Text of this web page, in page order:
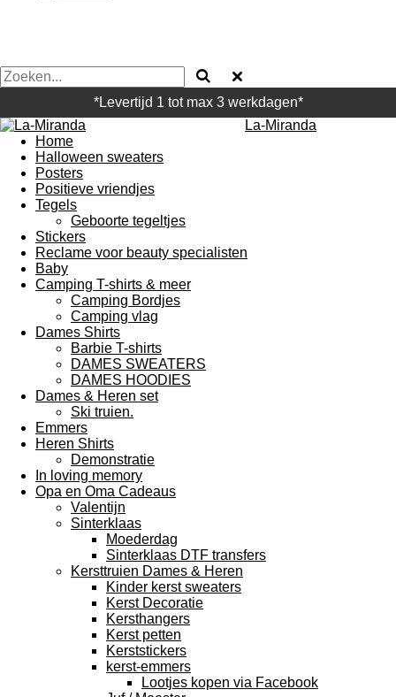
*Levertijd 1 tot max 3 werkdagen*
La-Miranda
Home
Halloween sweaters
Posters
Positieve vriendjes
Tegels
Geboorte tegeltjes
Stickers
Reclame voor beauty specialisten
Baby
Camping T-shirts & meer
Camping Bordjes
Camping vlag
Dames Shirts
Barbie T-shirts
DAMES SWEATERS
DAMES HOODIES
Dames & Heren set
Ski truien.
Emmers
Heren Shirts
Demonstratie
In loving memory
Opa en Oma Cadeaus
Valentijn
Sinterklaas
Moederdag
Sinterklaas DTF transfers
Kersttruien Dames & Heren
Kinder kerst sweaters
Kerst Decoratie
Kersthangers
Kerst petten
Kerststickers
kerst-emmers
Lootjes kopen via Facebook